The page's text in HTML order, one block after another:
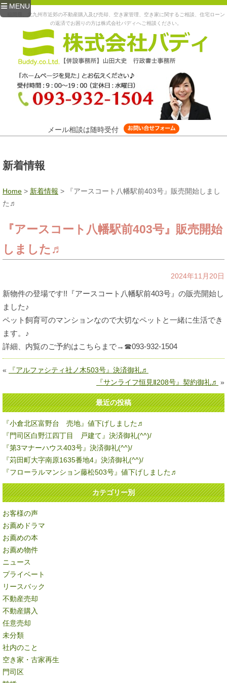
MENU
福岡県、北九州市近郊の不動産購入及び売却、空き家管理、空き家に関するご相談、住宅ローン
の返済でお困りの方は株式会社バディへご相談ください。
メール相談は随時受付
新着情報
Home > 新着情報 >
『アースコート八幡駅前403号』販売開始しまし
た♬
『アースコート八幡駅前403号』販売開始
しました♬
2024年11月20日
新物件の登場です!!『アースコート八幡駅前403号』の販売開始し
ました♪
ペット飼育可のマンションなので大切なペットと一緒に生活でき
ます。♪
詳細、内覧のご予約はこちらまで→☎093-932-1504
«
『アルファシティ社ノ木503号』決済御礼♬
『サンライフ恒見Ⅱ208号』契約御礼♬ »
最近の投稿
『小倉北区富野台 売地』値下げしました♬
『門司区白野江四丁目 戸建て』決済御礼(^^)/
『第3マナーハウス403号』決済御礼(^^)/
『苅田町大字南原1635番地4』決済御礼(^^)/
『フローラルマンション藤松503号』値下げしました♬
カテゴリー別
お客様の声
お薦めドラマ
お薦めの本
お薦め物件
ニュース
プライベート
リースバック
不動産売却
不動産購入
任意売却
未分類
社内のこと
空き家・古家再生
門司区